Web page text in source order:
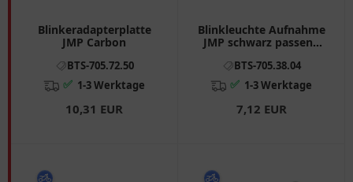
Blinkeradapterplatte
JMP Carbon
BTS-705.72.50
✅ 1-3 Werktage
10,31 EUR
Blinkleuchte Aufnahme
JMP schwarz passend
BTS-705.38.04
✅ 1-3 Werktage
7,12 EUR